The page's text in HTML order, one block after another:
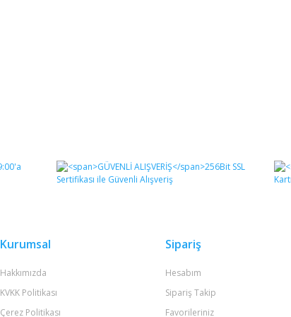
Kurumsal
Hakkımızda
KVKK Politikası
Çerez Politikası
Sipariş
Hesabım
Sipariş Takip
Favorileriniz